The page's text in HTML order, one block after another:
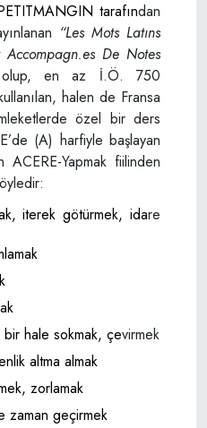
tarafın­dan
“LesMots Latıns
Accompagn.es De Notes
olup, en az İ.Ö. 750
halen de Fransa
özel bir ders
(A) harfiyle başlayan
Yapmak fiilinden
iterek götürmek, ida­re
hale sokmak, çe­virmek
altma almak
zorlamak
zaman geçirmek